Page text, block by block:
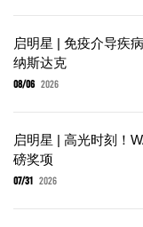
启明星 | 免疫介导疾
纳斯达克
08/06 2026
启明星 | 高光时刻！
磅奖项
07/31 2026